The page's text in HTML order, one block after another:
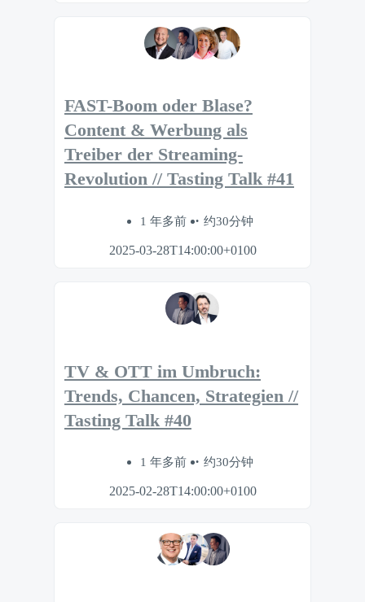
FAST-Boom oder Blase?
Content & Werbung als
Treiber der Streaming-
Revolution // Tasting Talk #41
1 年多前 约30分钟
2025-03-28T14:00:00+0100
TV & OTT im Umbruch:
Trends, Chancen, Strategien //
Tasting Talk #40
1 年多前 约30分钟
2025-02-28T14:00:00+0100